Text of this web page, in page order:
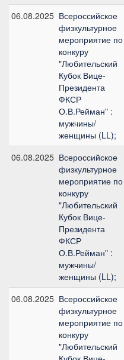
06.08.2025 Всероссийское
физкультурное
мероприятие по
конкуру
"Любительский
Кубок Вице-
Президента
ФКСР
О.В.Рейман" :
мужчины/
женщины (LL);
06.08.2025 Всероссийское
физкультурное
мероприятие по
конкуру
"Любительский
Кубок Вице-
Президента
ФКСР
О.В.Рейман" :
мужчины/
женщины (LL);
06.08.2025 Всероссийское
физкультурное
мероприятие по
конкуру
"Любительский